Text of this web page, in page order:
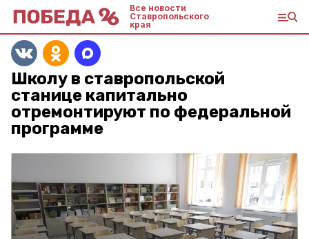
Все новости
Ставропольского
края
Школу в ставропольской
станице капитально
отремонтируют по федеральной
программе